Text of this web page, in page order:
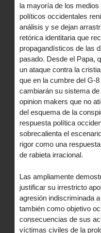
la mayoría de los
políticos occidentales
análisis y se dejan
retórica identitaria que
propagandísticos de las
pasado. Desde el Papa,
un ataque contra la
que en la cumbre del G-
cambiarán su sistema
opinion makers que no
del esquema de la
respuesta política
sobrecalienta el
rigor como una
de rabieta irracional.
Las ampliamente
justificar su irrestricto
agresión indiscriminada
también como objetivo
consecuencias de sus
víctimas civiles de la